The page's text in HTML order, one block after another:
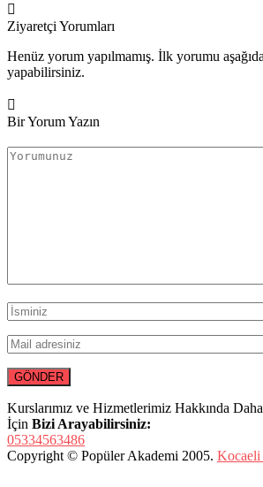
Ziyaretçi Yorumları
Henüz yorum yapılmamış. İlk yorumu
yapabilirsiniz.
Bir Yorum Yazın
Kurslarımız ve Hizmetlerimiz Hakkında
İçin Bizi Arayabilirsiniz:
05334563486
Copyright © Popüler Akademi 2005. Kocaeli